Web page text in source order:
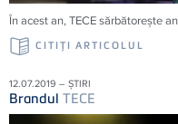
În acest an, TECE sărbătoreşte
CITIŢI ARTICOLUL
12.07.2019 – ȘTIRI
Brandul TECE